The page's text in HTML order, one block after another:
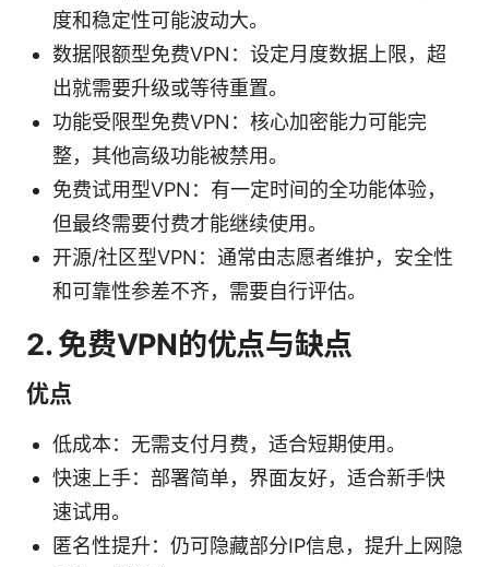
度和稳定性可能波动大。
数据限额型免费VPN：设定月度数据上限，超
出就需要升级或等待重置。
功能受限型免费VPN：核心加密能力可能完
整，其他高级功能被禁用。
免费试用型VPN：有一定时间的全功能体验，
但最终需要付费才能继续使用。
开源/社区型VPN：通常由志愿者维护，安全性
和可靠性参差不齐，需要自行评估。
2. 免费VPN的优点与缺点
优点
低成本：无需支付月费，适合短期使用。
快速上手：部署简单，界面友好，适合新手快
速试用。
匿名性提升：仍可隐藏部分IP信息，提升上网隐